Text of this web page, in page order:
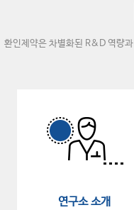
환인제약은 차별화된 R&D 역량과
연구소 소개